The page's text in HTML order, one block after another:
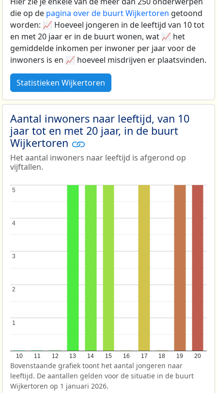
die op de pagina over de buurt Wijkertoren getoond
worden: 📈 Hoeveel jongeren in de leeftijd van 10 tot
en met 20 jaar er in de buurt wonen, wat 📈 het
gemiddelde inkomen per inwoner per jaar voor de
inwoners is en 📈 hoeveel misdrijven er plaatsvinden.
Statistieken Wijkertoren
Aantal inwoners naar leeftijd, van 10
jaar tot en met 20 jaar, in de buurt
Wijkertoren
Het aantal inwoners naar leeftijd is afgerond op
vijftallen.
10 11 12 13 14 15 16 17 18 19 20
1
1
2
2
3
3
4
4
5
5
Bovenstaande grafiek toont het aantal jongeren naar
leeftijd. De aantallen gelden voor de situatie in de buurt
Wijkertoren op 1 januari 2026.